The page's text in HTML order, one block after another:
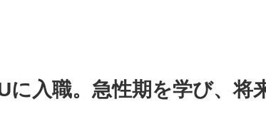
に入職。急性期を学び、将